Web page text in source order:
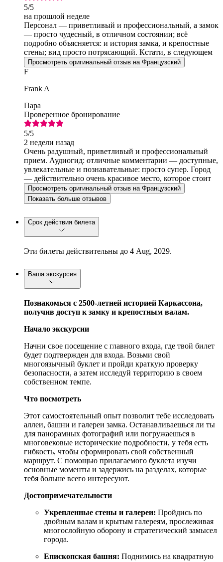
5/5
на прошлой неделе
Персонал — приветливый и профессиональный, а замок
— просто чудесный, в отличном состоянии; всё
подробно объясняется: и история замка, и крепостные
стены; вид просто потрясающий. Кстати, в следующем
году я обязательно туда вернусь.
Просмотреть оригинальный отзыв на Французский
F
Frank A
Пара
Проверенное бронирование
5/5
2 недели назад
Очень радушный, приветливый и профессиональный
прием. Аудиогид: отличные комментарии — доступные,
увлекательные и познавательные: просто супер. Город
— действительно очень красивое место, которое стоит
исследовать...
Просмотреть оригинальный отзыв на Французский
Показать больше отзывов
Срок действия билета
Эти билеты действительны до 4 Aug, 2029.
Ваша экскурсия
Познакомься с 2500-летней историей Каркассона,
получив доступ к замку и крепостным валам.
Начало экскурсии
Начни свое посещение с главного входа, где твой билет
будет подтвержден для входа. Возьми свой
многоязычный буклет и пройди краткую проверку
безопасности, а затем исследуй территорию в своем
собственном темпе.
Что посмотреть
Этот самостоятельный опыт позволит тебе исследовать
аллеи, башни и галереи замка. Останавливаешься ли ты
для панорамных фотографий или погружаешься в
многовековые исторические подробности, у тебя есть
гибкость, чтобы сформировать свой собственный
маршрут. С помощью прилагаемого буклета изучи
основные моменты и задержись на разделах, которые
тебя больше всего интересуют.
Достопримечательности
Укрепленные стены и галереи: Пройдись по
двойным валам и крытым галереям, прослеживая
многослойную оборону и стратегический замысел
города.
Епископская башня: Поднимись на квадратную